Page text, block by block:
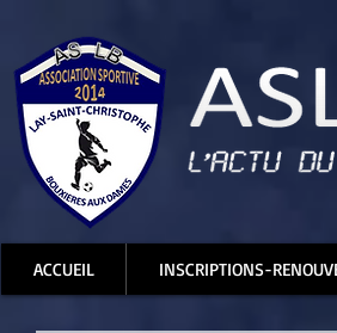
ACCUEIL INSCRIPTIONS-